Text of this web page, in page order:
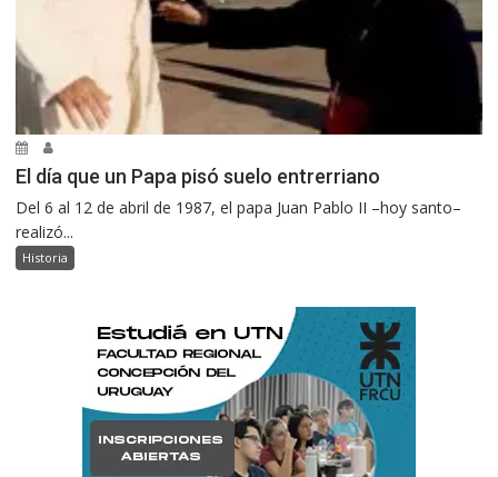
El día que un Papa pisó suelo entrerriano
Del 6 al 12 de abril de 1987, el papa Juan Pablo II –hoy santo–
realizó...
Historia